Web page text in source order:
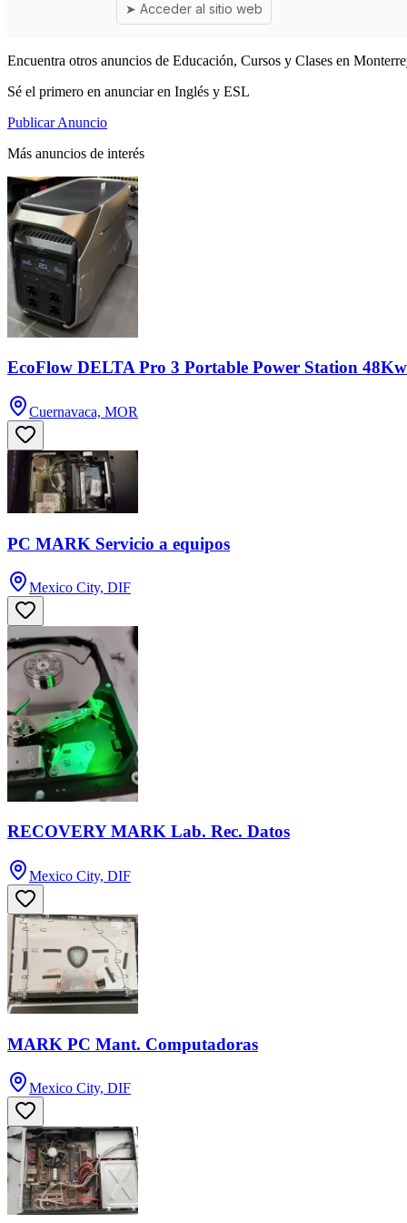
Encuentra otros anuncios de Educación, Cursos y Clases en
Sé el primero en anunciar en Inglés y ESL
Publicar Anuncio
Más anuncios de interés
EcoFlow DELTA Pro 3 Portable Power Station
Cuernavaca, MOR
PC MARK Servicio a equipos
Mexico City, DIF
RECOVERY MARK Lab. Rec. Datos
Mexico City, DIF
MARK PC Mant. Computadoras
Mexico City, DIF